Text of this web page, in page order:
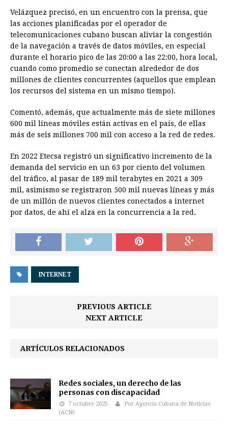
Velázquez precisó, en un encuentro con la prensa, que
las acciones planificadas por el operador de
telecomunicaciones cubano buscan aliviar la congestión
de la navegación a través de datos móviles, en especial
durante el horario pico de las 20:00 a las 22:00, hora local,
cuando como promedio se conectan alrededor de dos
millones de clientes concurrentes (aquellos que emplean
los recursos del sistema en un mismo tiempo).
Comentó, además, que actualmente más de siete millones
600 mil líneas móviles están activas en el país, de ellas
más de seis millones 700 mil con acceso a la red de redes.
En 2022 Etecsa registró un significativo incremento de la
demanda del servicio en un 63 por ciento del volumen
del tráfico, al pasar de 189 mil terabytes en 2021 a 309
mil, asimismo se registraron 500 mil nuevas líneas y más
de un millón de nuevos clientes conectados a internet
por datos, de ahí el alza en la concurrencia a la red.
INTERNET
PREVIOUS ARTICLE
NEXT ARTICLE
ARTÍCULOS RELACIONADOS
Redes sociales, un derecho de las
personas con discapacidad
7 octubre 2025
Por Agencia Cubana de Noticias
(ACN)